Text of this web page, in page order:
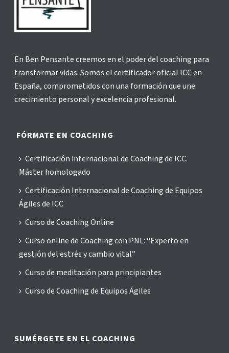
En Ben Pensante creemos en el poder del coaching para
transformar vidas. Somos el certificador oficial ICC en
España, comprometidos con una formación que une
crecimiento personal y excelencia profesional.
FÓRMATE EN COACHING
Certificación internacional de Coaching de ICC.
Máster homologado
Certificación Internacional de Coaching de Equipos
Ágiles de ICC
Curso de Coaching Online
Curso online de Coaching con PNL: “Experto en
gestión del estrés y cambio vital”
Curso de meditación para principiantes
Curso de Coaching de Equipos Ágiles
SUMÉRGETE EN EL COACHING